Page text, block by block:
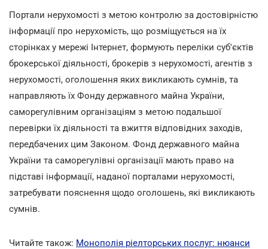
Портали нерухомості з метою контролю за достовірністю
інформації про нерухомість, що розміщується на їх
сторінках у мережі Інтернет, формують переліки суб'єктів
брокерської діяльності, брокерів з нерухомості, агентів з
нерухомості, оголошення яких викликають сумнів, та
направляють їх Фонду державного майна України,
саморегулівним організаціям з метою подальшої
перевірки їх діяльності та вжиття відповідних заходів,
передбачених цим Законом. Фонд державного майна
України та саморегулівні організації мають право на
підставі інформації, наданої порталами нерухомості,
затребувати пояснення щодо оголошень, які викликають
сумнів.
Читайте також: Монополія ріелторських послуг: нюанси